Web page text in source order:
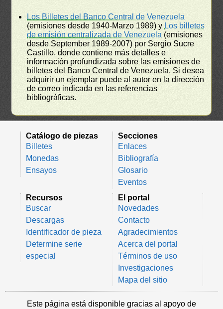
Los Billetes del Banco Central de Venezuela
(emisiones desde 1940-Marzo 1989) y Los billetes
de emisión centralizada de Venezuela (emisiones
desde September 1989-2007) por Sergio Sucre
Castillo, donde contiene más detalles e
información profundizada sobre las emisiones de
billetes del Banco Central de Venezuela. Si desea
adquirir un ejemplar puede al autor en la dirección
de correo indicada en las referencias
bibliográficas.
Catálogo de piezas
Billetes
Monedas
Ensayos
Secciones
Enlaces
Bibliografía
Glosario
Eventos
Recursos
Buscar
Descargas
Identificador de pieza
Determine serie
especial
El portal
Novedades
Contacto
Agradecimientos
Acerca del portal
Términos de uso
Investigaciones
Mapa del sitio
Este página está disponible gracias al apoyo de